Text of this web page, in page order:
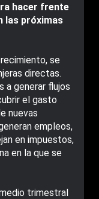
hacer frente
las próximas
se
directas.
a generar flujos
el gasto
nuevas
empleos,
en impuestos,
en la que se
trimestral